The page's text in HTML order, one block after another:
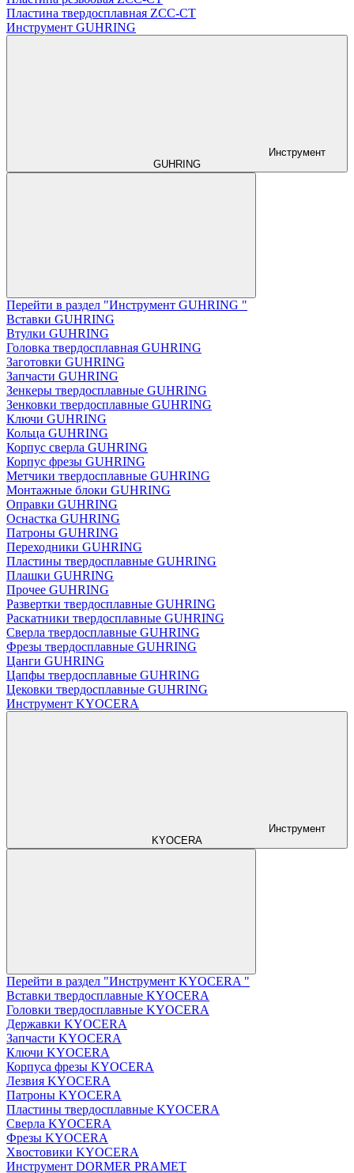
Пластина твердосплавная ZCC-CT
Инструмент GUHRING
Инструмент
GUHRING
Перейти в раздел "Инструмент GUHRING "
Вставки GUHRING
Втулки GUHRING
Головка твердосплавная GUHRING
Заготовки GUHRING
Запчасти GUHRING
Зенкеры твердосплавные GUHRING
Зенковки твердосплавные GUHRING
Ключи GUHRING
Кольца GUHRING
Корпус сверла GUHRING
Корпус фрезы GUHRING
Метчики твердосплавные GUHRING
Монтажные блоки GUHRING
Оправки GUHRING
Оснастка GUHRING
Патроны GUHRING
Переходники GUHRING
Пластины твердосплавные GUHRING
Плашки GUHRING
Прочее GUHRING
Развертки твердосплавные GUHRING
Раскатники твердосплавные GUHRING
Сверла твердосплавные GUHRING
Фрезы твердосплавные GUHRING
Цанги GUHRING
Цапфы твердосплавные GUHRING
Цековки твердосплавные GUHRING
Инструмент KYOCERA
Инструмент
KYOCERA
Перейти в раздел "Инструмент KYOCERA "
Вставки твердосплавные KYOCERA
Головки твердосплавные KYOCERA
Державки KYOCERA
Запчасти KYOCERA
Ключи KYOCERA
Корпуса фрезы KYOCERA
Лезвия KYOCERA
Патроны KYOCERA
Пластины твердосплавные KYOCERA
Сверла KYOCERA
Фрезы KYOCERA
Хвостовики KYOCERA
Инструмент DORMER PRAMET